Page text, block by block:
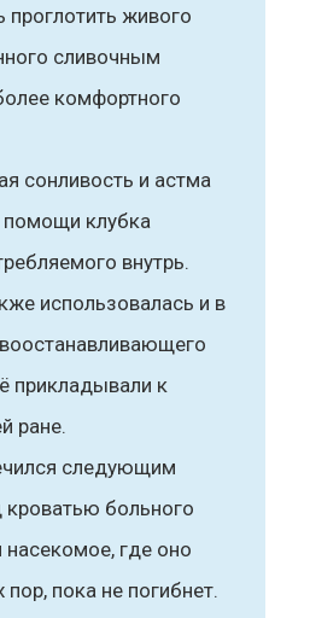
проглотить живого
сливочным
комфортного
сонливость и астма
помощи клубка
внутрь.
использовалась и в
прикладывали к
ране.
следующим
больного
где оно
пор, пока не погибнет.